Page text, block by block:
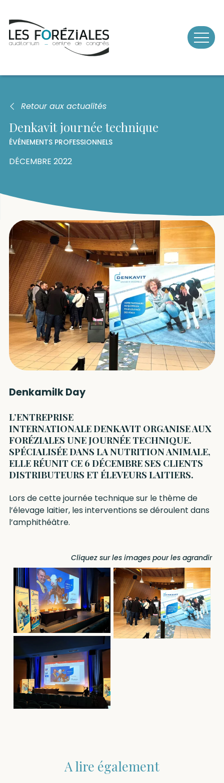
content
Retour aux actualités
Denkavit journée technique
ÉVÉNEMENTS PROFESSIONNELS
DÉCEMBRE 2022
Denkamilk Day
L’ENTREPRISE
INTERNATIONALE DENKAVIT ORGANISE AUX
FORÉZIALES UNE JOURNÉE TECHNIQUE.
SPÉCIALISÉE DANS LA NUTRITION ANIMALE,
ELLE RÉUNIT CE 6 DÉCEMBRE SES CLIENTS
DISTRIBUTEURS ET ÉLEVEURS LAITIERS.
Lors de cette journée technique sur le thème de
l’élevage laitier, les interventions se déroulent dans
l’amphithéâtre.
Cliquez sur les images pour les agrandir
A lire également